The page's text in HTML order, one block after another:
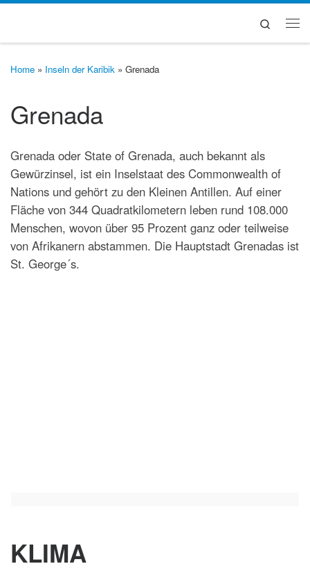
Search
Home » Inseln der Karibik » Grenada
Grenada
Grenada oder State of Grenada, auch bekannt als
Gewürzinsel, ist ein Inselstaat des Commonwealth of
Nations und gehört zu den Kleinen Antillen. Auf einer
Fläche von 344 Quadratkilometern leben rund 108.000
Menschen, wovon über 95 Prozent ganz oder teilweise
von Afrikanern abstammen. Die Hauptstadt Grenadas ist
St. George´s.
KLIMA